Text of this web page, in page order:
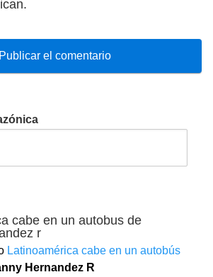
Latinoamérica cabe en un autobús
Hernandez R